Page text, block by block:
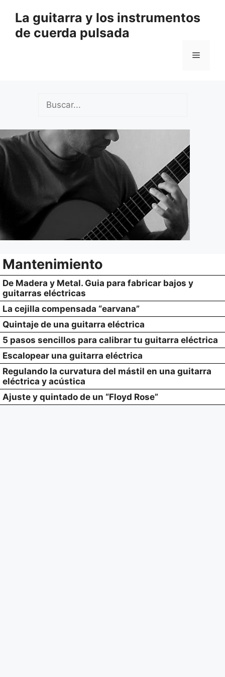
contenido
La guitarra y los instrumentos
de cuerda pulsada
Menú
Mantenimiento
De Madera y Metal. Guia para fabricar bajos y
guitarras eléctricas
La cejilla compensada “earvana”
Quintaje de una guitarra eléctrica
5 pasos sencillos para calibrar tu guitarra eléctrica
Escalopear una guitarra eléctrica
Regulando la curvatura del mástil en una guitarra
eléctrica y acústica
Ajuste y quintado de un “Floyd Rose”